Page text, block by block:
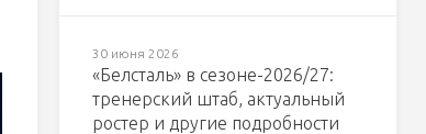
30 июня 2026
«Белсталь» в сезоне-2026/27:
тренерский штаб, актуальный
ростер и другие подробности